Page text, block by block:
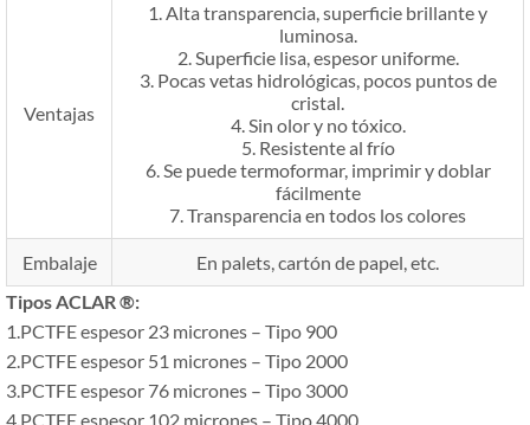
Ventajas
1. Alta transparencia, superficie brillante y
luminosa.
2. Superficie lisa, espesor uniforme.
3. Pocas vetas hidrológicas, pocos puntos de
cristal.
4. Sin olor y no tóxico.
5. Resistente al frío
6. Se puede termoformar, imprimir y doblar
fácilmente
7. Transparencia en todos los colores
Embalaje
En palets, cartón de papel, etc.
Tipos ACLAR ®:
1.PCTFE espesor 23 micrones – Tipo 900
2.PCTFE espesor 51 micrones – Tipo 2000
3.PCTFE espesor 76 micrones – Tipo 3000
4.PCTFE espesor 102 micrones – Tipo 4000